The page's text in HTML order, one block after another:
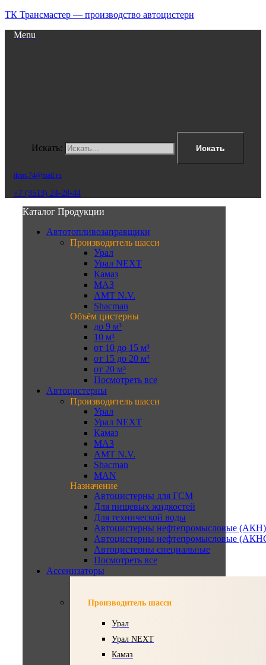
ТК Трансмастер — производство автоцистерн
Menu
Искать: Искать
tktm-74@mail.ru
+7 (3513) 24-28-44
Каталог Продукции
Автотопливозаправщики
Производитель шасси
Урал
Урал NEXT
Камаз
МАЗ
AMT N.V.
Shacman
Объём цистерны
до 9 м³
10 м³
от 10 до 15 м³
от 15 до 20 м³
от 20 м³
Посмотреть все
Автоцистерны
Производитель шасси
Урал
Урал NEXT
Камаз
МАЗ
AMT N.V.
Shacman
MAN
Назначение
Автоцистерны для ГСМ
Для пищевых жидкостей
Для технической воды
Автоцистерны нефтепромысловые (АКН)
Автоцистерны нефтепромысловые
Автоцистерны специальные
Посмотреть все
Ассенизаторы
Производитель шасси
Урал
Урал NEXT
Камаз